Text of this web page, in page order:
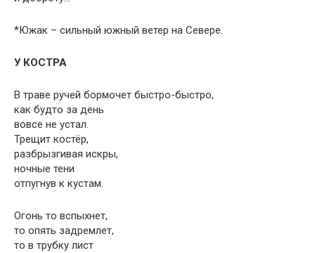
*Южак – сильный южный ветер на Севере.
У КОСТРА
В траве ручей бормочет быстро-быстро,
как будто за день
вовсе не устал.
Трещит костёр,
разбрызгивая искры,
ночные тени
отпугнув к кустам.
Огонь то вспыхнет,
то опять задремлет,
то в трубку лист